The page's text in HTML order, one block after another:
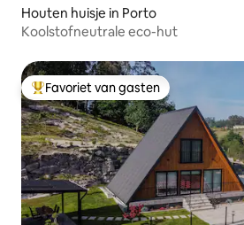
Houten huisje in Porto
Koolstofneutrale eco-hut
Topfavoriet van gasten
Favoriet van gasten